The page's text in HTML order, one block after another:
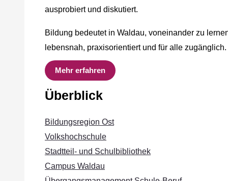
ausprobiert und diskutiert.
Bildung bedeutet in Waldau, voneinander zu
lebensnah, praxisorientiert und für alle zugänglich.
Mehr erfahren
Überblick
Bildungsregion Ost
Volkshochschule
Stadtteil- und Schulbibliothek
Campus Waldau